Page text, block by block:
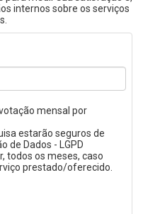
internos sobre os serviços
mensal por
estarão seguros de
de Dados - LGPD
todos os meses, caso
prestado/oferecido.